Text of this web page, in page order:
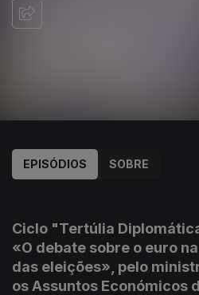
EPISÓDIOS SOBRE
Ciclo "Tertúlia
«O debate sobre o euro
das eleições», pelo
os Assuntos Económicos